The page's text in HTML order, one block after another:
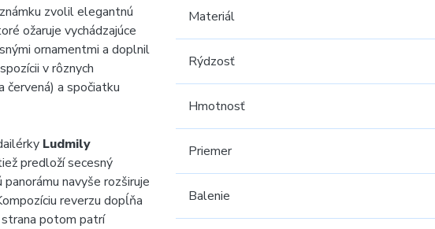
zvolil elegantnú
ožaruje vychádzajúce
ornamentmi a doplnil
v rôznych
červená) a spočiatku
Ludmily
predloží secesný
panorámu navyše rozširuje
reverzu dopĺňa
potom patrí
Materiál
Rýdzosť
Hmotnosť
Priemer
Balenie